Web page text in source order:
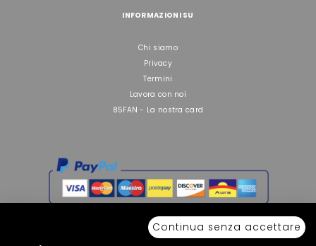
INFORMAZIONI SU
Chi siamo
Privacy
Termini
Lavora con noi
85FAN - La nostra card
Continua senza accettare